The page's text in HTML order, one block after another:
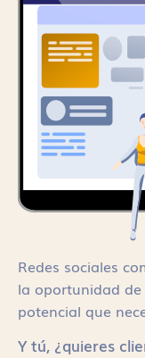
Redes sociales
la oportunidad
potencial que
Y tú, ¿quieres